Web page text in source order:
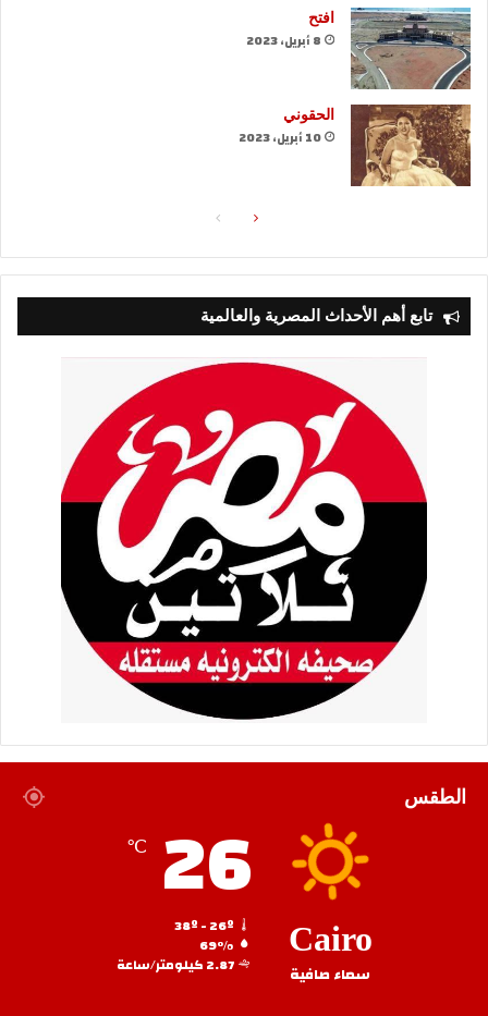
افتح
8 أبريل، 2023
الحقوني
10 أبريل، 2023
الصفحةالصفحة
تابع أهم الأحداث المصرية والعالمية
الطقس
Cairo
سماء صافية
26
℃
69%
2.87 كيلومتر/ساعة